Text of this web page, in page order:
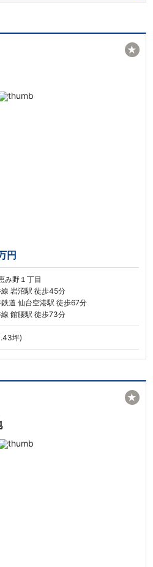
円
み野１丁目
岩沼駅 徒歩45分
道 仙台空港駅 徒歩67分
館腰駅 徒歩73分
坪)
★
★